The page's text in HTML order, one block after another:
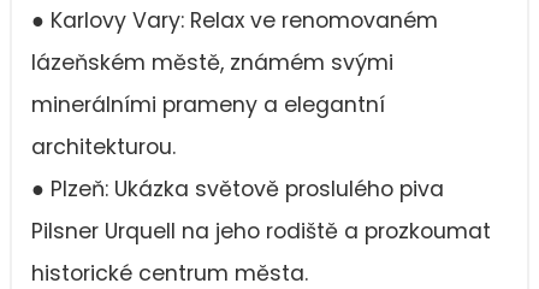
● Karlovy Vary: Relax ve renomovaném
lázeňském městě, známém svými
minerálními prameny a elegantní
architekturou.
● Plzeň: Ukázka světově proslulého piva
Pilsner Urquell na jeho rodiště a prozkoumat
historické centrum města.